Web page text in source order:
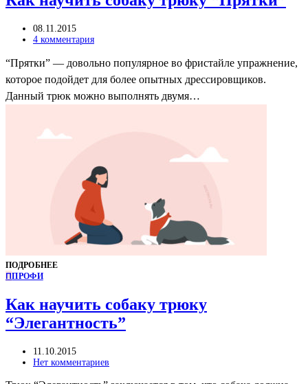
08.11.2015
4 комментария
“Прятки” — довольно популярное во фристайле упражнение,
которое подойдет для более опытных дрессировщиков.
Данный трюк можно выполнять двумя…
ПОДРОБНЕЕ
ППРОФИ
Как научить собаку трюку
“Элегантность”
11.10.2015
Нет комментариев